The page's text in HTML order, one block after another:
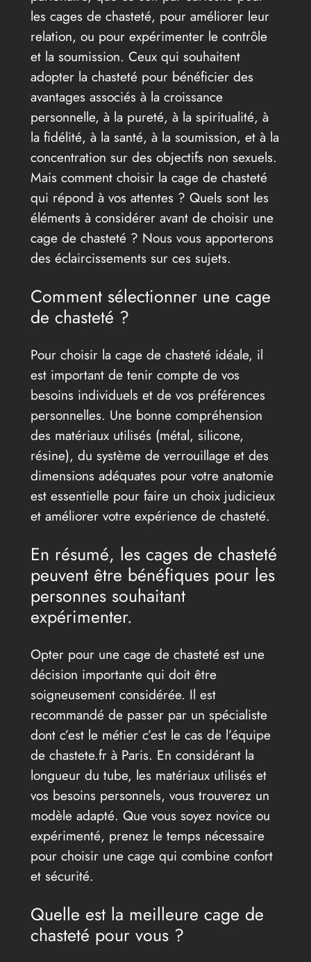
les cages de chasteté, pour améliorer leur
relation, ou pour expérimenter le contrôle
et la soumission. Ceux qui souhaitent
adopter la chasteté pour bénéficier des
avantages associés à la croissance
personnelle, à la pureté, à la spiritualité, à
la fidélité, à la santé, à la soumission, et à la
concentration sur des objectifs non sexuels.
Mais comment choisir la cage de chasteté
qui répond à vos attentes ? Quels sont les
éléments à considérer avant de choisir une
cage de chasteté ? Nous vous apporterons
des éclaircissements sur ces sujets.
Comment sélectionner une cage
de chasteté ?
Pour choisir la cage de chasteté idéale, il
est important de tenir compte de vos
besoins individuels et de vos préférences
personnelles. Une bonne compréhension
des matériaux utilisés (métal, silicone,
résine), du système de verrouillage et des
dimensions adéquates pour votre anatomie
est essentielle pour faire un choix judicieux
et améliorer votre expérience de chasteté.
En résumé, les cages de chasteté
peuvent être bénéfiques pour les
personnes souhaitant
expérimenter.
Opter pour une cage de chasteté est une
décision importante qui doit être
soigneusement considérée. Il est
recommandé de passer par un spécialiste
dont c’est le métier c’est le cas de l’équipe
de chastete.fr à Paris. En considérant la
longueur du tube, les matériaux utilisés et
vos besoins personnels, vous trouverez un
modèle adapté. Que vous soyez novice ou
expérimenté, prenez le temps nécessaire
pour choisir une cage qui combine confort
et sécurité.
Quelle est la meilleure cage de
chasteté pour vous ?